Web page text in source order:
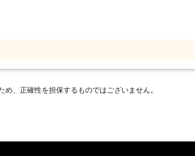
ます。便利屋ならではの柔軟さでお客様の家事の
気軽にご相談くださいませ。 ≪当店の家事
様替え 家具組立 草刈り ペットの世話 墓の手入れ
がございましたら迅速に対応しますので、この
ださい。 【便利屋なんでーもの家
いた
事をするのは大変」というとき、家事代行を大阪
、正確性を担保するものではございません。